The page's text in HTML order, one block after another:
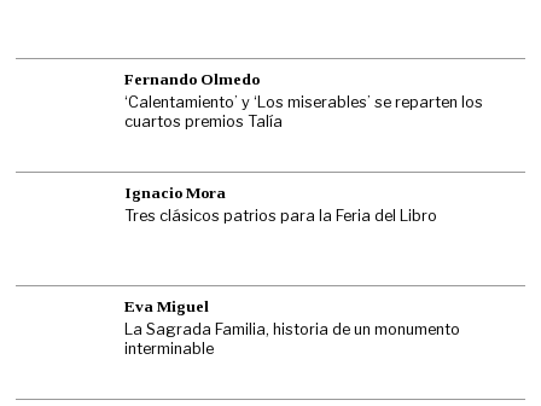
Fernando Olmedo
‘Calentamiento’ y ‘Los miserables’ se reparten los
cuartos premios Talía
Ignacio Mora
Tres clásicos patrios para la Feria del Libro
Eva Miguel
La Sagrada Familia, historia de un monumento
interminable